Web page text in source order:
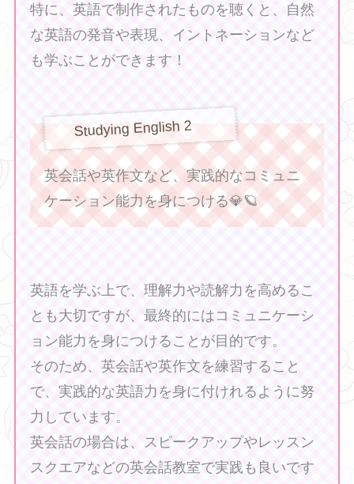
特に、英語で制作されたものを聴くと、自然
な英語の発音や表現、イントネーションなど
も学ぶことができます！
Studying English 2
英会話や英作文など、実践的なコミュニ
ケーション能力を身につける💎🪐
英語を学ぶ上で、理解力や読解力を高めるこ
とも大切ですが、最終的にはコミュニケーシ
ョン能力を身につけることが目的です。
そのため、英会話や英作文を練習すること
で、実践的な英語力を身に付けれるように努
力しています。
英会話の場合は、スピークアップやレッスン
スクエアなどの英会話教室で実践も良いです